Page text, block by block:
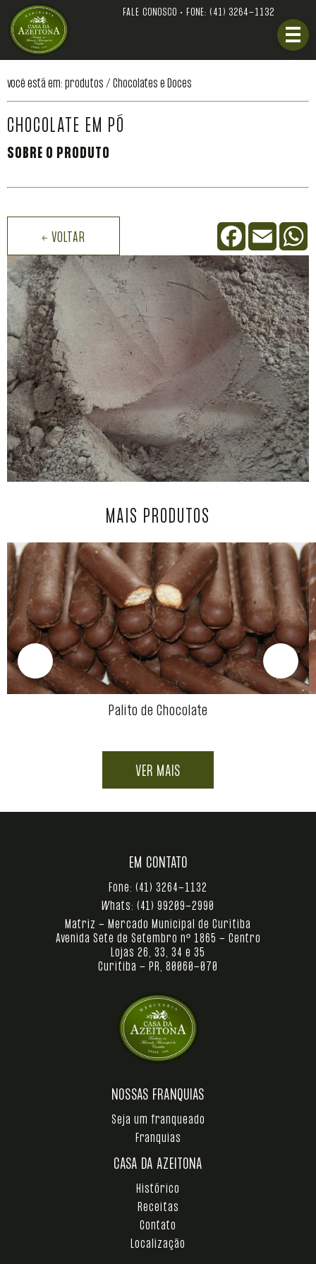
FALE CONOSCO • FONE: (41) 3264-1132
você está em: produtos / Chocolates e Doces
CHOCOLATE EM PÓ
SOBRE O PRODUTO
← VOLTAR
FacebookEmail
MAIS PRODUTOS
Palito de Chocolate
VER MAIS
CASA DA AZEITONA
Histórico
Receitas
Contato
Localização
NOSSAS FRANQUIAS
Seja um franqueado
Franquias
EM CONTATO
Fone: (41) 3264-1132
Whats: (41) 99209-2990
Matriz - Mercado Municipal de Curitiba
Avenida Sete de Setembro nº 1865 - Centro
Lojas 26, 33, 34 e 35
Curitiba - PR, 80060-070